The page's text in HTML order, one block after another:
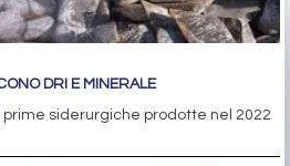
DRI E MINERALE
siderurgiche prodotte nel 2022